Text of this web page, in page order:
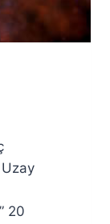
20